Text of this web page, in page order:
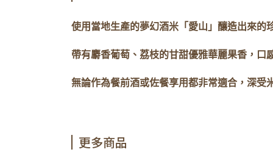
使用當地生產的夢幻酒米「愛山」釀造出來的
帶有麝香葡萄、荔枝的甘甜優雅華麗果香，口
無論作為餐前酒或佐餐享用都非常適合，深受
更多商品